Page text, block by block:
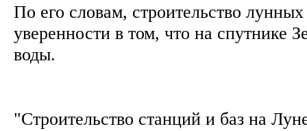
По его словам, строительство
уверенности в том, что на спутнике
воды.
"Строительство станций и баз на